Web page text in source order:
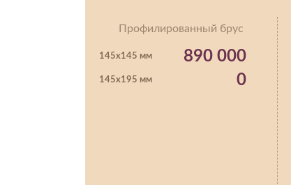
Профилированный брус
145х145 мм 890 000
145х195 мм 0